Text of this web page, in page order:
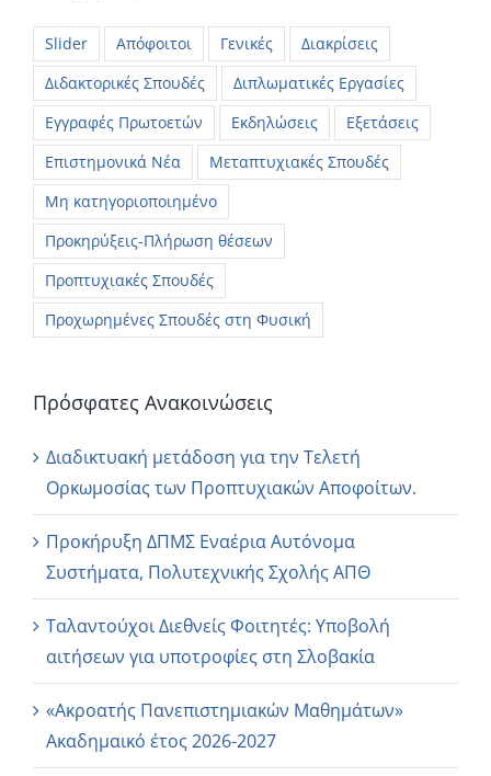
Slider Απόφοιτοι Γενικές
Διακρίσεις
Διδακτορικές Σπουδές
Διπλωματικές Εργασίες
Εγγραφές Πρωτοετών
Εκδηλώσεις
Εξετάσεις
Επιστημονικά Νέα
Μεταπτυχιακές Σπουδές
Μη κατηγοριοποιημένο
Προκηρύξεις-Πλήρωση θέσεων
Προπτυχιακές Σπουδές
Προχωρημένες Σπουδές στη Φυσική
Πρόσφατες Ανακοινώσεις
Διαδικτυακή μετάδοση για την Τελετή
Ορκωμοσίας των Προπτυχιακών Αποφοίτων.
Προκήρυξη ΔΠΜΣ Εναέρια Αυτόνομα
Συστήματα, Πολυτεχνικής Σχολής ΑΠΘ
Ταλαντούχοι Διεθνείς Φοιτητές: Υποβολή
αιτήσεων για υποτροφίες στη Σλοβακία
«Ακροατής Πανεπιστημιακών Μαθημάτων»
Ακαδημαικό έτος 2026-2027